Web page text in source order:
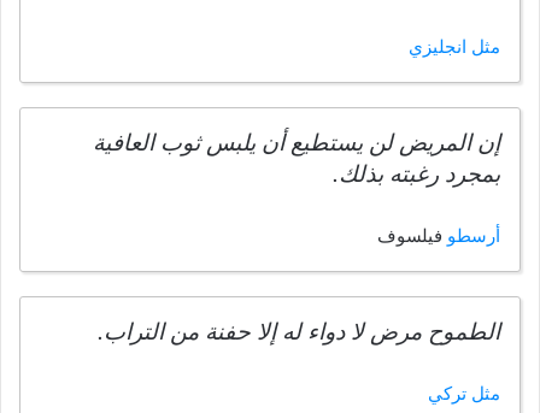
مثل انجليزي
إن المريض لن يستطيع أن يلبس ثوب العافية
بمجرد رغبته بذلك.
أرسطو فيلسوف
الطموح مرض لا دواء له إلا حفنة من التراب.
مثل تركي